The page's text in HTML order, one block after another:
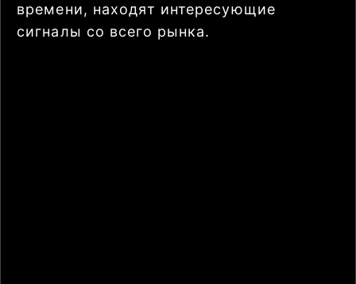
времени, находят интересующие
сигналы со всего рынка.